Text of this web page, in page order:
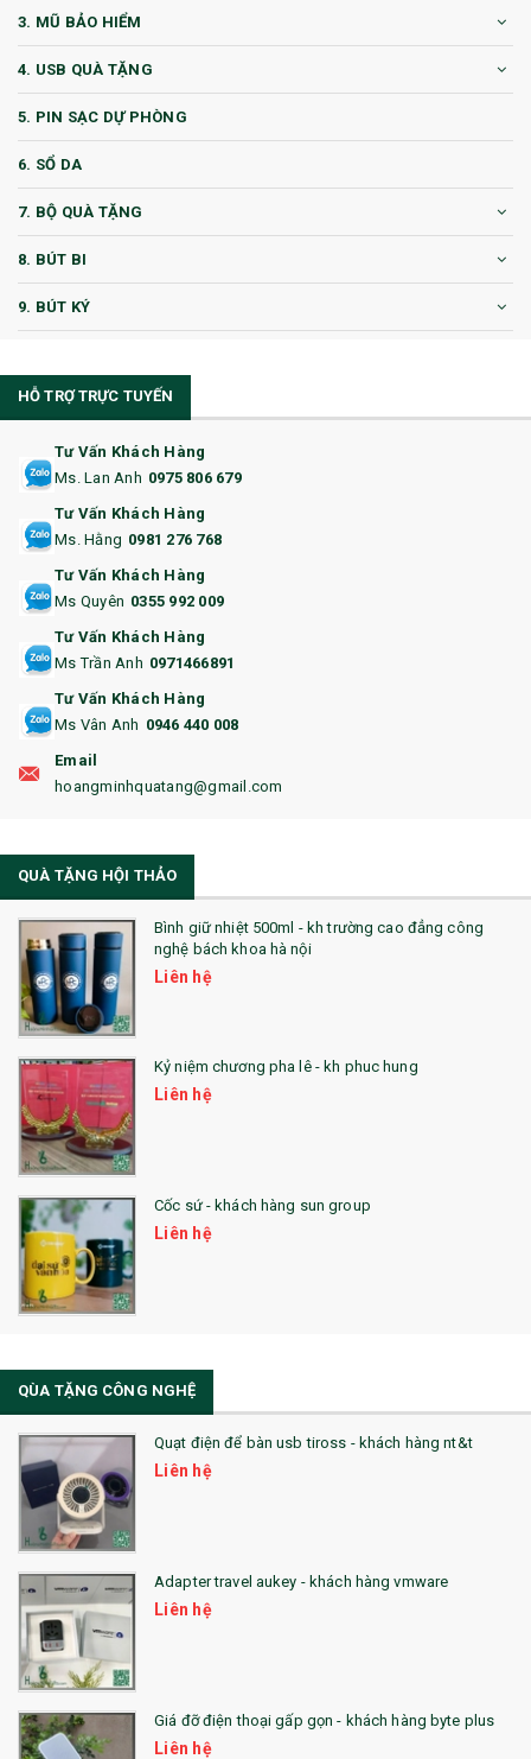
3. MŨ BẢO HIỂM
4. USB QUÀ TẶNG
5. PIN SẠC DỰ PHÒNG
6. SỔ DA
7. BỘ QUÀ TẶNG
8. BÚT BI
9. BÚT KÝ
11. CỐC/BÌNH GIỮ NHIỆT
12. BÌNH NƯỚC
14. HỘP/VÍ ĐỰNG NAMECARD
15. BỘ BẤM MÓNG
16. BAO HỘ CHIẾU
18. ẤM CHÉN QUÀ TẶNG
19. ĐỒNG HỒ TREO TƯỜNG
22. ĐỒNG HỒ ĐỂ BÀN
23. QÙA TẶNG ĐỘC ĐÁO
24. QÙA TẶNG PHA LÊ
25. QUÀ TẶNG GLASSLOCK
26. QUÀ TẶNG LUMINARC
28. BỘ ĐỒ ĂN CAO CẤP
29. MÓC KHOÁ
31. TÚI VẢI KHÔNG DỆT
32. TÚI VẢI BỐ
33. MŨ LƯỠI TRAI
36. QUẠT NHỰA QUẢNG CÁO
QUÀ TẶNG KHUYẾN MẠI
QUÀ TẶNG SX NHANH
QUÀ TẶNG HỘI THẢO
QUÀ TẶNG CÔNG NGHỆ
SẢN PHẨM ĐÃ THỰC HIỆN
QUÀ TẶNG SỨC KHỎE
SẢN PHẨM MỚI 2021
HỖ TRỢ TRỰC TUYẾN
Tư Vấn Khách Hàng
Ms. Lan Anh 0975 806 679
Tư Vấn Khách Hàng
Ms. Hằng 0981 276 768
Tư Vấn Khách Hàng
Ms Quyên 0355 992 009
Tư Vấn Khách Hàng
Ms Trần Anh 0971466891
Tư Vấn Khách Hàng
Ms Vân Anh 0946 440 008
Email
hoangminhquatang@gmail.com
QUÀ TẶNG HỘI THẢO
Bình giữ nhiệt 500ml - kh trường cao đẳng công
nghệ bách khoa hà nội
Liên hệ
Kỷ niệm chương pha lê - kh phuc hung
Liên hệ
Cốc sứ - khách hàng sun group
Liên hệ
QÙA TẶNG CÔNG NGHỆ
Quạt điện để bàn usb tiross - khách hàng nt&t
Liên hệ
Adapter travel aukey - khách hàng vmware
Liên hệ
Giá đỡ điện thoại gấp gọn - khách hàng byte plus
Liên hệ